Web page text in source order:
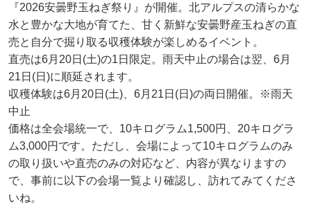
『2026安曇野玉ねぎ祭り』が開催。北アルプスの清らかな
水と豊かな大地が育てた、甘く新鮮な安曇野産玉ねぎの直
売と自分で掘り取る収穫体験が楽しめるイベント。
直売は6月20日(土)の1日限定。雨天中止の場合は翌、6月
21日(日)に順延されます。
収穫体験は6月20日(土)、6月21日(日)の両日開催。※雨天
中止
価格は全会場統一で、10キログラム1,500円、20キログラ
ム3,000円です。ただし、会場によって10キログラムのみ
の取り扱いや直売のみの対応など、内容が異なりますの
で、事前に以下の会場一覧より確認し、訪れてみてくださ
いね。